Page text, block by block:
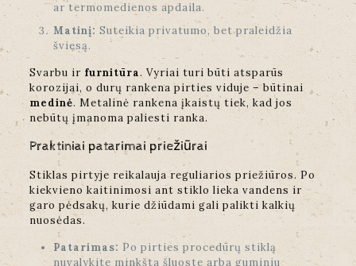
ar termomedienos apdaila.
Matinį: Suteikia privatumo, bet praleidžia
šviesą.
Svarbu ir furnitūra. Vyriai turi būti atsparūs
korozijai, o durų rankena pirties viduje – būtinai
medinė. Metalinė rankena įkaistų tiek, kad jos
nebūtų įmanoma paliesti ranka.
Praktiniai patarimai priežiūrai
Stiklas pirtyje reikalauja reguliarios priežiūros. Po
kiekvieno kaitinimosi ant stiklo lieka vandens ir
garo pėdsakų, kurie džiūdami gali palikti kalkių
nuosėdas.
Patarimas: Po pirties procedūrų stiklą
nuvalykite minkšta šluoste arba guminiu